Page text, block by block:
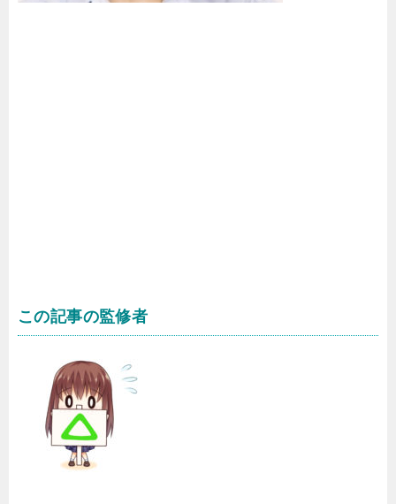
この記事の監修者